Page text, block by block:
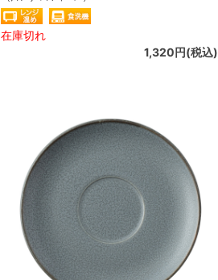
在庫切れ
1,320円(税込)